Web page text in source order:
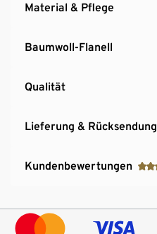
Material & Pflege
Baumwoll-Flanell
Qualität
Lieferung & Rücksendung
Kundenbewertungen